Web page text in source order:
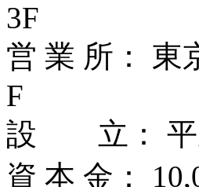
3F
営 業 所： 東
F
設 立： 平
資 本 金：